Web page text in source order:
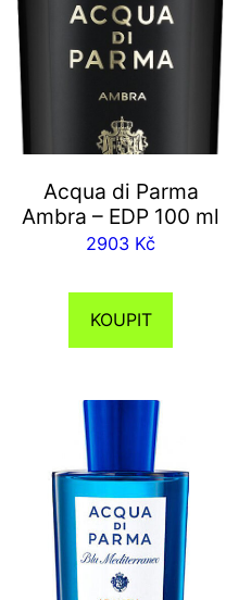
Acqua di Parma
Ambra – EDP 100 ml
2903 Kč
KOUPIT